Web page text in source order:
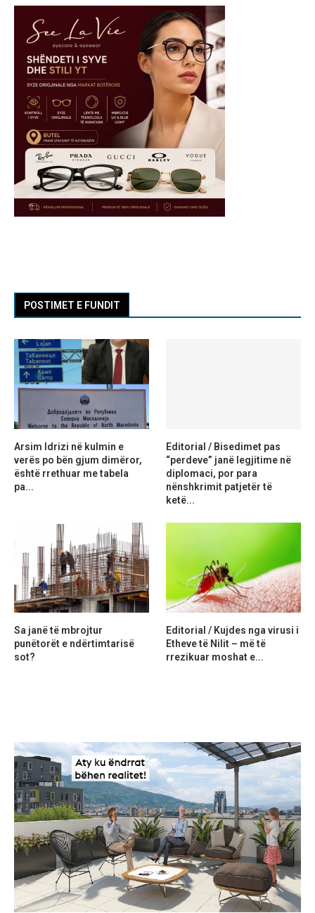
POSTIMET E FUNDIT
Arsim Idrizi në kulmin e
verës po bën gjum dimëror,
është rrethuar me tabela
pa...
Editorial / Bisedimet pas
“perdeve” janë legjitime në
diplomaci, por para
nënshkrimit patjetër të
ketë...
Sa janë të mbrojtur
punëtorët e ndërtimtarisë
sot?
Editorial / Kujdes nga virusi i
Etheve të Nilit – më të
rrezikuar moshat e...